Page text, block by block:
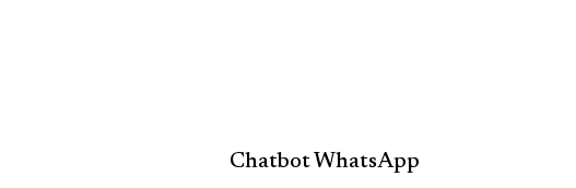
Chatbot WhatsApp